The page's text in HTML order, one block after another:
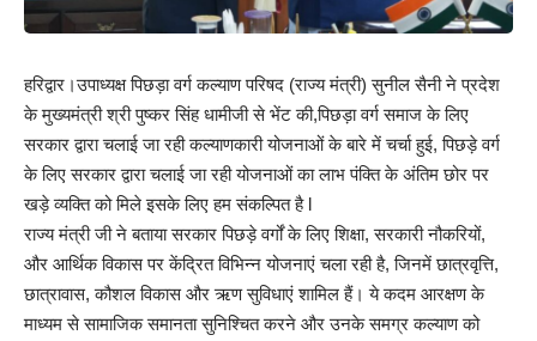
हरिद्वार।उपाध्यक्ष पिछड़ा वर्ग कल्याण परिषद (राज्य मंत्री) सुनील सैनी ने प्रदेश
के मुख्यमंत्री श्री पुष्कर सिंह धामीजी से भेंट की,पिछड़ा वर्ग समाज के लिए
सरकार द्वारा चलाई जा रही कल्याणकारी योजनाओं के बारे में चर्चा हुई, पिछड़े वर्ग
के लिए सरकार द्वारा चलाई जा रही योजनाओं का लाभ पंक्ति के अंतिम छोर पर
खड़े व्यक्ति को मिले इसके लिए हम संकल्पित है l
राज्य मंत्री जी ने बताया सरकार पिछड़े वर्गों के लिए शिक्षा, सरकारी नौकरियों,
और आर्थिक विकास पर केंद्रित विभिन्न योजनाएं चला रही है, जिनमें छात्रवृत्ति,
छात्रावास, कौशल विकास और ऋण सुविधाएं शामिल हैं। ये कदम आरक्षण के
माध्यम से सामाजिक समानता सुनिश्चित करने और उनके समग्र कल्याण को